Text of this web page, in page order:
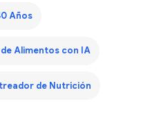
Años
Alimentos con IA
de Nutrición